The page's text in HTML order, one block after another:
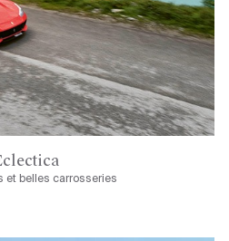
et belles carrosseries